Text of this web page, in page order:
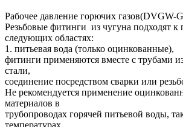
Рабочее давление горючих газов(DVGW-
Резьбовые фитинги из чугуна подходят
следующих областях:
1. питьевая вода (только оцинкованные),
фитинги применяются вместе с трубами
стали,
соединение посредством сварки или
Не рекомендуется применение
материалов в
трубопроводах горячей питьевой воды,
температурах